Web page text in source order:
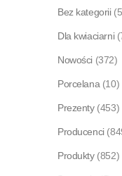
Bez kategorii
Dla kwiaciarni
Nowości (372)
Porcelana (10)
Prezenty (453)
Producenci
Produkty (852)